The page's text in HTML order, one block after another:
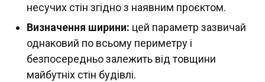
несучих стін згідно з наявним проєктом.
Визначення ширини: цей параметр зазвичай
однаковий по всьому периметру і
безпосередньо залежить від товщини
майбутніх стін будівлі.